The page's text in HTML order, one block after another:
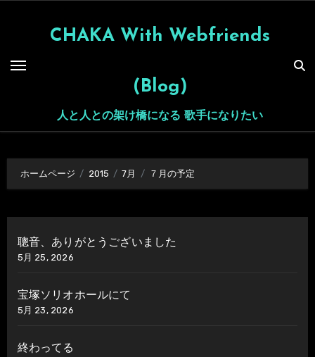
CHAKA With Webfriends
(Blog)
人と人との架け橋になる 歌手になりたい
ホームページ 2015 7月 ７月の予定
聰音、ありがとうございました
5月 25, 2026
宝塚ソリオホールにて
5月 23, 2026
終わってる